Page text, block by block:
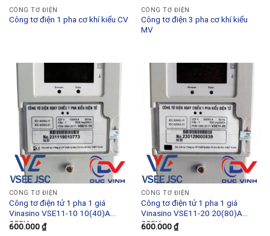
CÔNG TƠ ĐIỆN
Công tơ điện 1 pha cơ khí kiểu CV
CÔNG TƠ ĐIỆN
Công tơ điện 3 pha cơ khí kiểu
MV
CÔNG TƠ ĐIỆN
Công tơ điện tử 1 pha 1 giá
Vinasino VSE11-10 10(40)A
220V
600.000₫
CÔNG TƠ ĐIỆN
Công tơ điện tử 1 pha 1 giá
Vinasino VSE11-20 20(80)A
220V
600.000₫